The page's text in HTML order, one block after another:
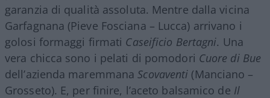
garanzia di qualità assoluta. Mentre dalla vicina
Garfagnana (Pieve Fosciana – Lucca) arrivano i
golosi formaggi firmati Caseificio Bertagni. Una
vera chicca sono i pelati di pomodori Cuore di Bue
dell’azienda maremmanaScovaventi (Manciano –
Grosseto). E, per finire, l’aceto balsamico de Il